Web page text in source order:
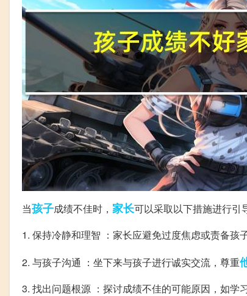
当孩子成绩不佳时， 家长可以采取以下措施进行引
1. 保持冷静和理智 ：家长应避免过度焦虑或责备孩
2. 与孩子沟通 ：坐下来与孩子进行诚实交流，尊重
3. 找出问题根源 ：探讨成绩不佳的可能原因，如